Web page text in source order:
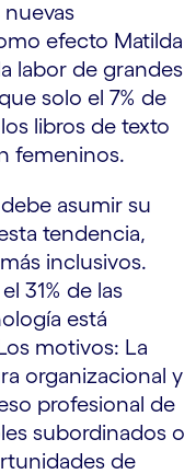
efecto Matilda
labor de grandes
solo el 7% de
libros de texto
femeninos.
asumir su
tendencia,
inclusivos.
31% de las
está
motivos: La
organizacional y
profesional de
subordinados o
de